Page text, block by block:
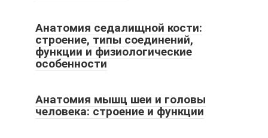
Анатомия седалищной кости:
строение, типы соединений,
функции и физиологические
особенности
Анатомия мышц шеи и головы
человека: строение и функции